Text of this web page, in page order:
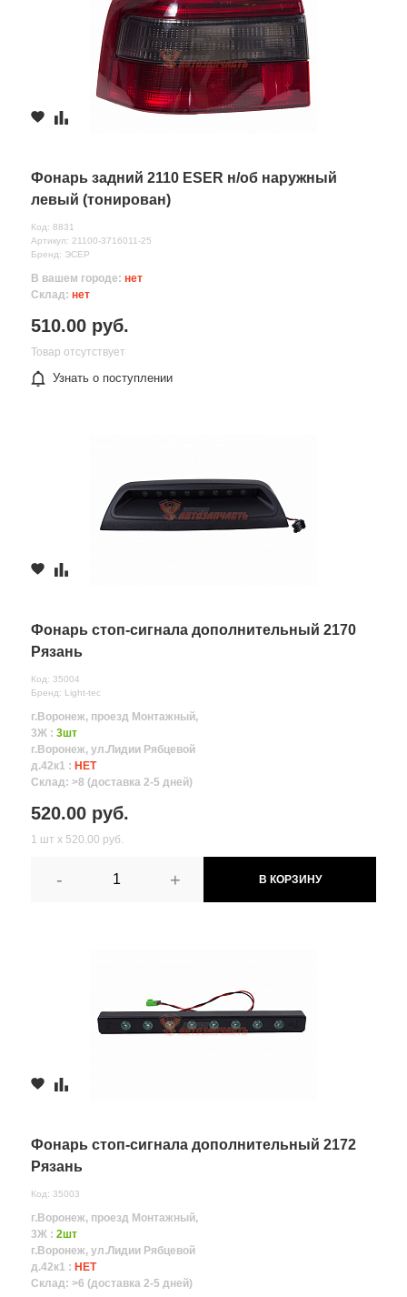
Фонарь задний 2110 ESER н/об наружный
левый (тонирован)
Код: 8831
Артикул: 21100-3716011-25
Бренд: ЭСЕР
В вашем городе: нет
Склад: нет
510.00 руб.
Товар отсутствует
Узнать о поступлении
Фонарь стоп-сигнала дополнительный 2170
Рязань
Код: 35004
Бренд: Light-tec
г.Воронеж, проезд Монтажный,
3Ж : 3шт
г.Воронеж, ул.Лидии Рябцевой
д.42к1 : НЕТ
Склад: >8 (доставка 2-5 дней)
520.00 руб.
1 шт х 520.00 руб.
- + В КОРЗИНУ
Фонарь стоп-сигнала дополнительный 2172
Рязань
Код: 35003
г.Воронеж, проезд Монтажный,
3Ж : 2шт
г.Воронеж, ул.Лидии Рябцевой
д.42к1 : НЕТ
Склад: >6 (доставка 2-5 дней)